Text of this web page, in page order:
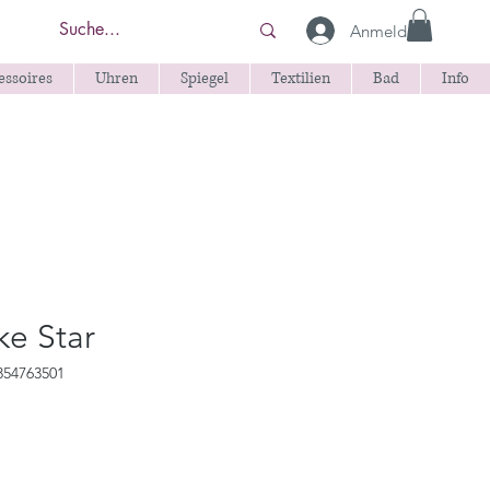
Anmelden
Uhren Spiegel Textilien Bad Info
Star